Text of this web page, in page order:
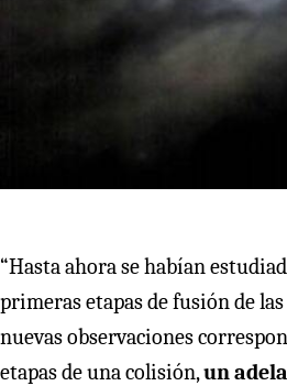
“Hasta ahora se habían
primeras etapas de fusión de
nuevas observaciones
etapas de una colisión,un